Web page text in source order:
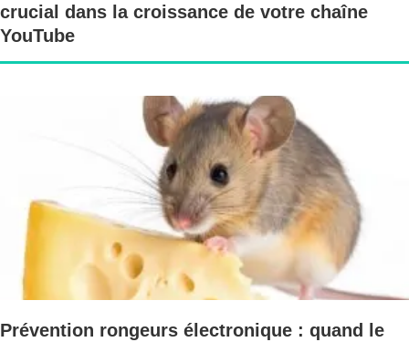
crucial dans la croissance de votre chaîne
YouTube
Prévention rongeurs électronique : quand le